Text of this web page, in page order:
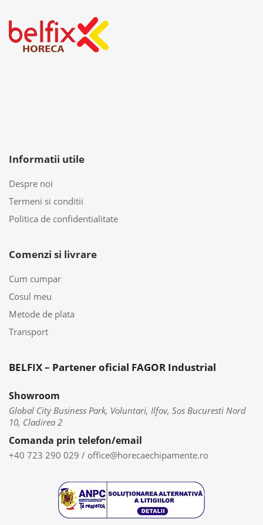
Informatii utile
Despre noi
Termeni si conditii
Politica de confidentialitate
Comenzi si livrare
Cum cumpar
Cosul meu
Metode de plata
Transport
BELFIX – Partener oficial FAGOR Industrial
Showroom
Global City Business Park, Voluntari, Ilfov, Sos Bucuresti Nord
10, Cladirea 2
Comanda prin telefon/email
+40 723 290 029 / office@horecaechipamente.ro